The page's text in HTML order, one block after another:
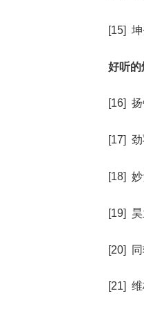
[15]
好听的
[16]
[17]
[18]
[19]
[20]
[21]